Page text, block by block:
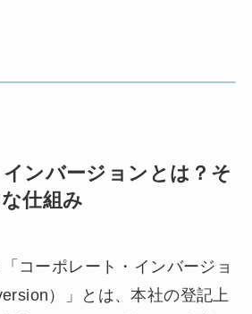
ンバージョンとは？そ
仕組み
コーポレート・インバージョ
）」とは、本社の登記上